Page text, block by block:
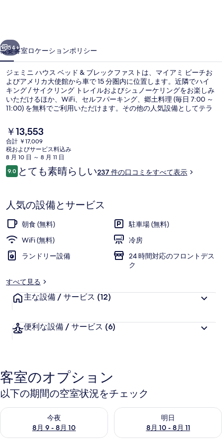
ベ
ッ
ド
&
ブ
レ
ッ
ク
フ
ス
ト
の
写
ギ
次へ
54+
概要客室ロケーションポリシー
ジェミニ ハウス ベッド & ブレックファストは、マイアミ ビーチお
よびアメリカ大使館から車で 15 分圏内に位置します。近隣でハイ
キング / サイクリング トレイルおよびシュノーケリングをお楽しみ
いただけるほか、WiFi、セルフパーキング、郷土料理 (毎日 7:00 ～
11:00) を無料でご利用いただけます。その他の人気設備としてテラ
しています。
現
在
の
料
金
は
す
￥13,553
合計 ￥17,009
税およびサービス料込み
8 月 10 日 ～ 8 月 11 日
口
コ
9.010段階中9.0
とても素晴らしい237 件の口コミをすべて表示
人気の設備とサービス
朝食 (無料)
駐車場 (無料)
WiFi (無料)
冷房
ランドリー設備
24 時間対応のフロントデス
ク
すべて見る
主な設備 / サービス (12)
便利な設備 / サービス (6)
客室のオプション
以下の期間の空室状況をチェック
今夜
8月 9 - 8月 10
今夜 8月 9 - 8月 10 の空室状況をチェック
明日
8月 10 - 8月 11
明日 8月 10 - 8月 11 の空室状